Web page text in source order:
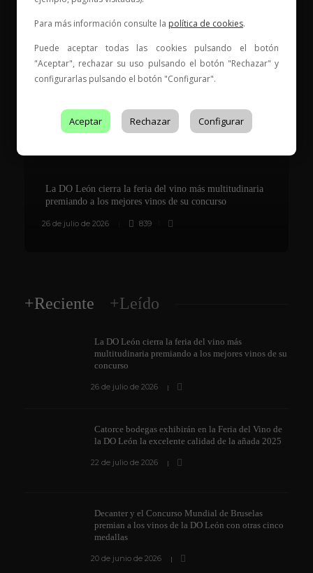
Es Tendencia
La DO León cierra la feria del vino más multitudinaria
premiando a los mejores vinos de su concurso
26 de julio de 2026 839
+Reciente +Leído
La DO León cierra la feria del vino más
multitudinaria premiando a los mejores vinos de su
concurso
26 de julio de 2026
Catorce bodegas exhibirán en la Feria del Vino de
la DO León la excelente calidad de la añada 2025
22 de julio de 2026
Decanter y el Concurso Mundial de Bruselas
premian a los vinos de la DO León con otras cinco
medallas
20 de junio de 2026
Para más información consulte la política de cookies.
Puede aceptar todas las cookies pulsando el botón
"Aceptar", rechazar su uso pulsando el botón "Rechazar" y
configurarlas pulsando el botón "Configurar".
Aceptar Rechazar Configurar